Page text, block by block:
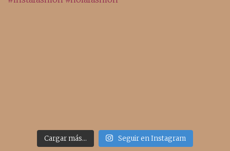
Cargar más... Seguir en Instagram